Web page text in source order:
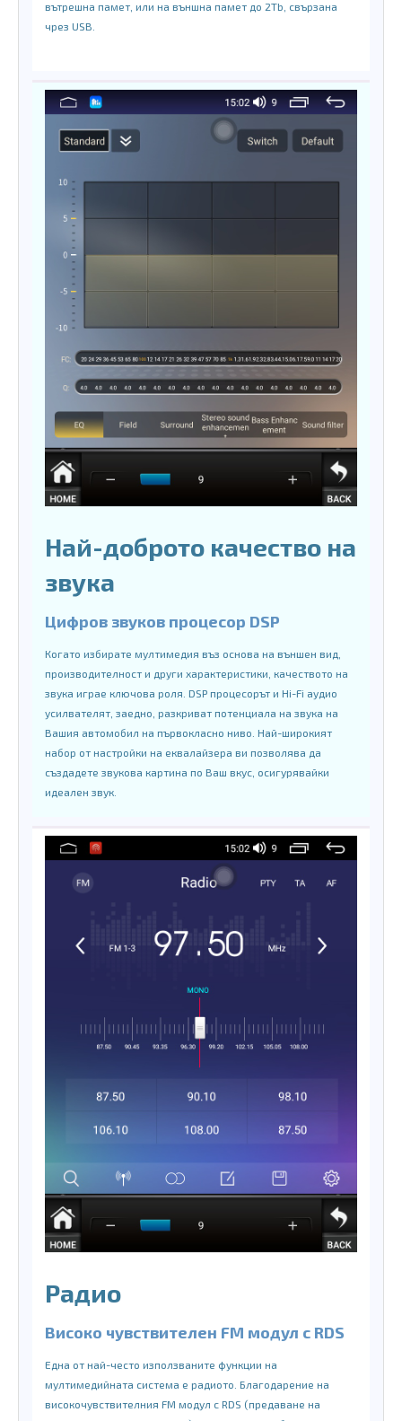
вътрешна памет, или на външна памет до 2Tb, свързана
чрез USB.
Най-доброто качество на
звука
Цифров звуков процесор DSP
Когато избирате мултимедия въз основа на външен вид,
производителност и други характеристики, качеството на
звука играе ключова роля. DSP процесорът и Hi-Fi аудио
усилвателят, заедно, разкриват потенциала на звука на
Вашия автомобил на първокласно ниво. Най-широкият
набор от настройки на еквалайзера ви позволява да
създадете звукова картина по Ваш вкус, осигурявайки
идеален звук.
Радио
Високо чувствителен FM модул с RDS
Една от най-често използваните функции на
мултимедийната система е радиото. Благодарение на
високочувствителния FM модул с RDS (предаване на